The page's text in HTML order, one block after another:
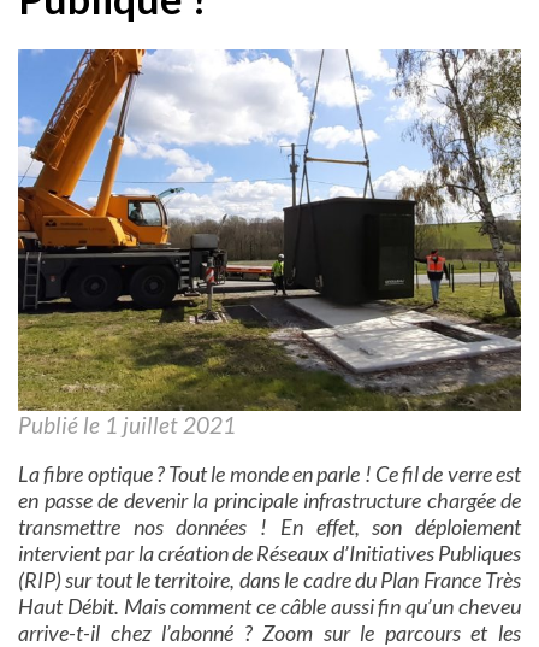
Publié le 1 juillet 2021
La fibre optique ? Tout le monde en parle ! Ce fil de verre est
en passe de devenir la principale infrastructure chargée de
transmettre nos données ! En effet, son déploiement
intervientpar la création de Réseaux d’Initiatives Publiques
(RIP) sur tout le territoire, dans le cadre du Plan France Très
Haut Débit. Mais comment ce câble aussi fin qu’un cheveu
arrive-t-il chez l’abonné ? Zoom sur le parcours et les